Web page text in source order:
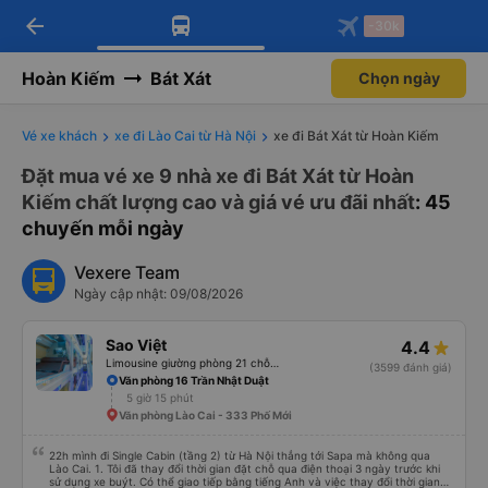
Tải app Vexere ngay!
Nhận ưu đãi thành viên độc
Mở app
Tải app Vexere
-30k/ghế khi đặt vé máy bay qua
Mở app
arrow_back -30k
Hoàn Kiếm Bát Xát Chọn ngày
Vé xe khách xe đi Lào Cai từ Hà Nội xe đi Bát Xát từ Hoàn Kiếm
Đặt mua vé xe 9 nhà xe đi Bát Xát từ Hoàn
Kiếm chất lượng cao và giá vé ưu đãi nhất: 45
chuyến mỗi ngày
Vexere Team
Ngày cập nhật: 09/08/2026
Sao Việt 4.4
(3599 đánh giá)
Văn phòng 16 Trần Nhật Duật
5 giờ 15 phút
Văn phòng Lào Cai - 333 Phố Mới
22h mình đi Single Cabin (tầng 2) từ Hà Nội thẳng tới Sapa mà không qua
Lào Cai. 1. Tôi đã thay đổi thời gian đặt chỗ qua điện thoại 3 ngày trước khi
sử dụng xe buýt. Có thể giao tiếp bằng tiếng Anh và việc thay đổi thời gian